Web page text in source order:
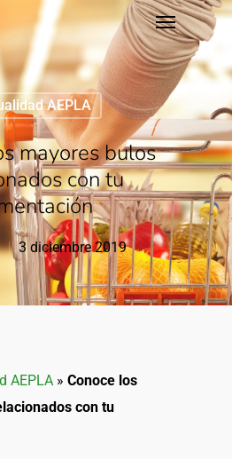
AEPLA
mayores bulos
con tu
3 diciembre 2019
AEPLA » Conoce los
con tu